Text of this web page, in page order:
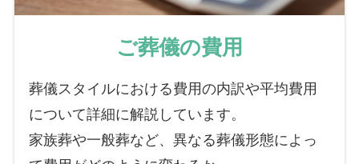
ご葬儀の費用
葬儀スタイルにおける費用の内訳や平均費用
について詳細に解説しています。
家族葬や一般葬など、異なる葬儀形態によっ